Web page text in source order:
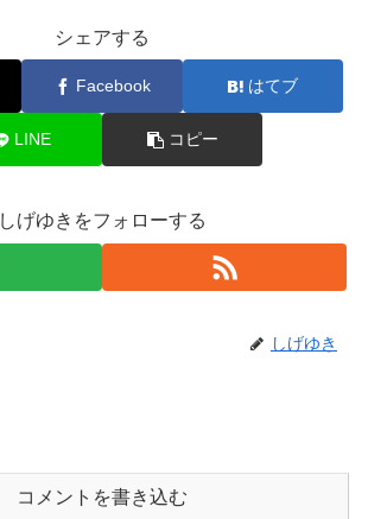
シェアする
Facebook はてブ
LINE コピー
しげゆきをフォローする
しげゆき
コメントを書き込む